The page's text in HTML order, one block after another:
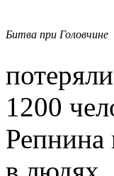
Битва при Головчине
1200
Репнина